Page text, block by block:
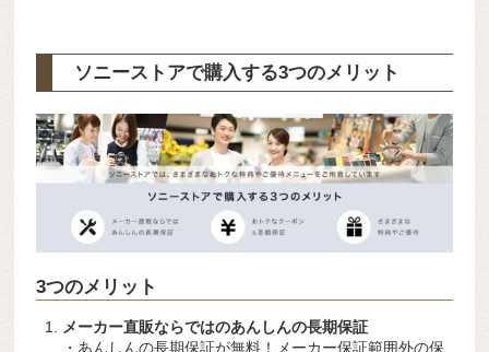
ソニーストアで購入する3つのメリット
3つのメリット
メーカー直販ならではのあんしんの長期保証
・あんしんの長期保証が無料！メーカー保証範囲外の保